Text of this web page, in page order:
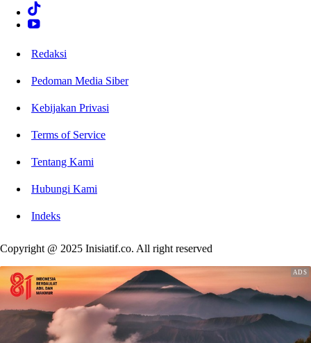
Redaksi
Pedoman Media Siber
Kebijakan Privasi
Terms of Service
Tentang Kami
Hubungi Kami
Indeks
Copyright @ 2025 Inisiatif.co. All right reserved